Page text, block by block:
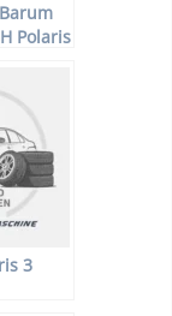
Polaris
3